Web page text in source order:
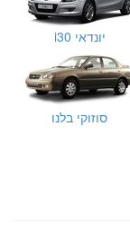
יונדאי i30
סוזוקי בלנו